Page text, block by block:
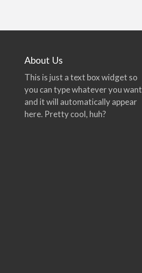
About Us
This is just a text box widget so
you can type whatever you want
and it will automatically appear
here. Pretty cool, huh?